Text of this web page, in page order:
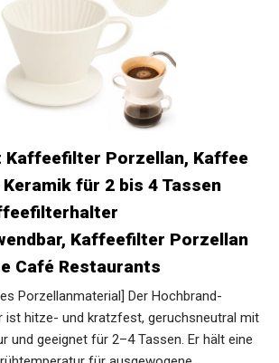
Kaffeefilter Porzellan, Kaffee
für 2 bis 4 Tassen
Kaffeefilter Porzellan
Café Restaurants
Porzellanmaterial] Der Hochbrand-
ist hitze- und kratzfest, geruchsneutral mit
und geeignet für 2–4 Tassen. Er hält eine